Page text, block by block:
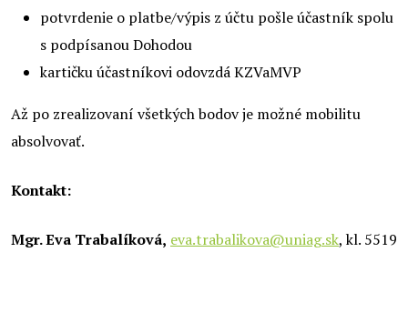
potvrdenie o platbe/výpis z účtu pošle účastník spolu
s podpísanou Dohodou
kartičku účastníkovi odovzdá KZVaMVP
Až po zrealizovaní všetkých bodov je možné mobilitu
absolvovať.
Kontakt:
Mgr. Eva Trabalíková, eva.trabalikova@uniag.sk, kl. 5519